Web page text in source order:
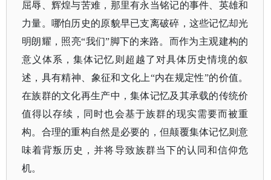
屈辱、辉煌与苦难，那里有永当铭记的事件、英雄和
力量。 哪怕历史的原貌早已支离破碎，这些记忆却光
明朗耀，照亮“我们”脚下的来路。 而作为主观建构的
意义体系，集体记忆则超越了对具体历史情境的叙
述，具有精神、象征和文化上“内在规定性”的价值。
在族群的文化再生产中，集体记忆及其承载的传统价
值得以存续，同时也会基于族群的现实需要而被重
构。合理的重构自然是必要的，但颠覆集体记忆则意
味着背叛历史，并将导致族群当下的认同和信仰危
机。